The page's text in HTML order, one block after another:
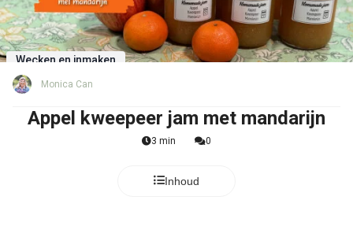
Wecken en inmaken
Monica Can
Appel kweepeer jam met mandarijn
3 min 0
Inhoud